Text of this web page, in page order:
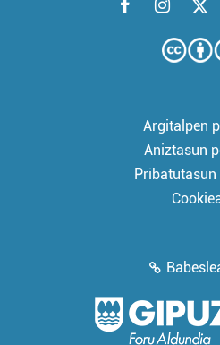
Argitalpen
Aniztasun